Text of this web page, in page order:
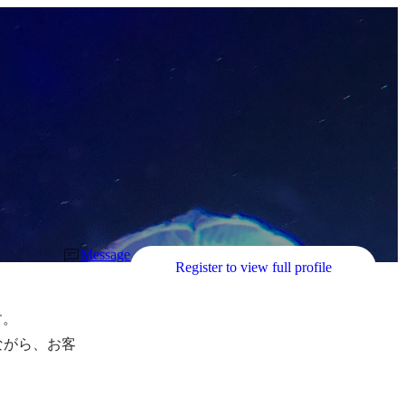
Message
Register to view full profile
ら、お客